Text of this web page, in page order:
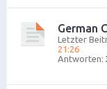
German
Letzter
21:26
Antworten: